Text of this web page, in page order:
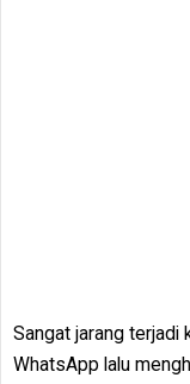
Sangat jarang terjadi
WhatsApp lalu